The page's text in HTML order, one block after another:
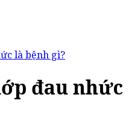
là bệnh gì?
đau nhức